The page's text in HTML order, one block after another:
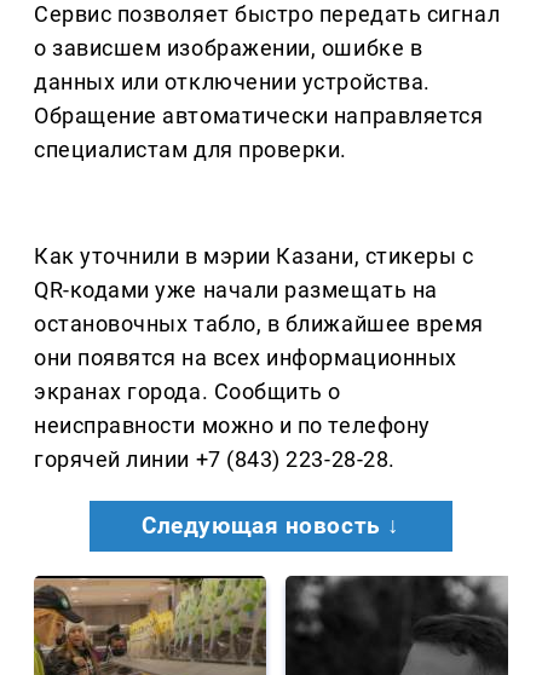
Сервис позволяет быстро передать сигнал
о зависшем изображении, ошибке в
данных или отключении устройства.
Обращение автоматически направляется
специалистам для проверки.
Как уточнили в мэрии Казани, стикеры с
QR-кодами уже начали размещать на
остановочных табло, в ближайшее время
они появятся на всех информационных
экранах города. Сообщить о
неисправности можно и по телефону
горячей линии +7 (843) 223-28-28.
Следующая новость ↓